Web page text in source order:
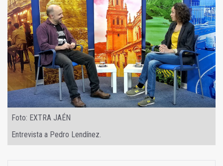
Foto: EXTRA JAÉN
Entrevista a Pedro Lendínez.